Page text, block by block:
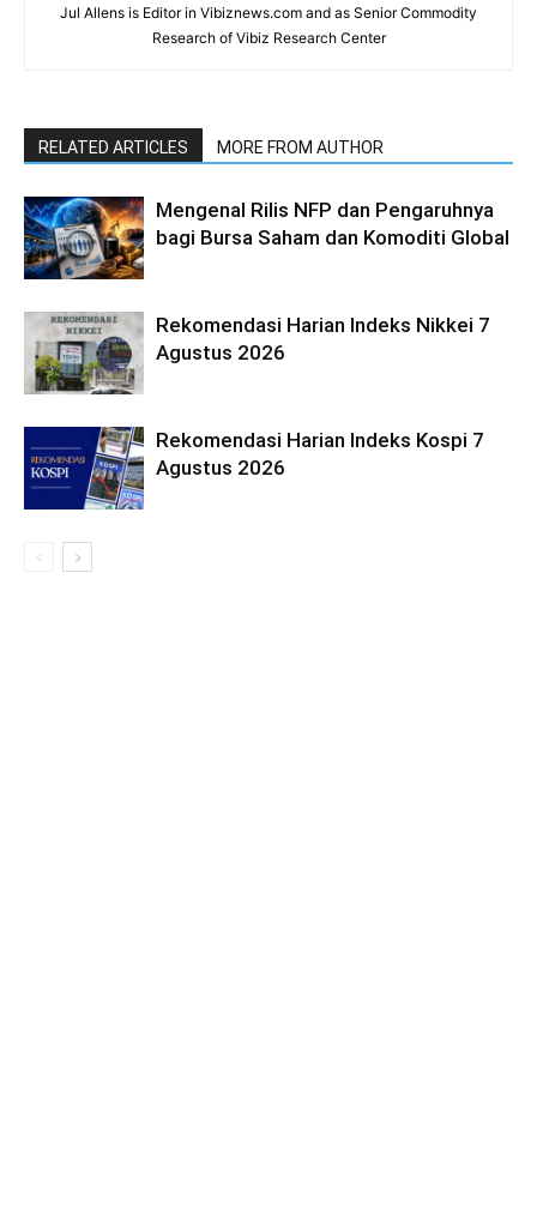
Jul Allens is Editor in Vibiznews.com and as Senior Commodity
Research of Vibiz Research Center
RELATED ARTICLES MORE FROM AUTHOR
Mengenal Rilis NFP dan Pengaruhnya
bagi Bursa Saham dan Komoditi Global
Rekomendasi Harian Indeks Nikkei 7
Agustus 2026
Rekomendasi Harian Indeks Kospi 7
Agustus 2026